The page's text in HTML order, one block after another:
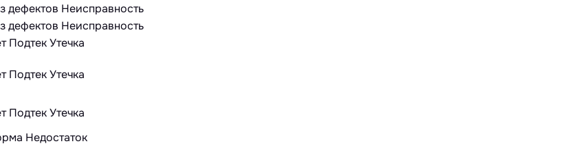
дефектов Неисправность
дефектов Неисправность
ПодтекУтечка
ПодтекУтечка
ПодтекУтечка
Недостаток